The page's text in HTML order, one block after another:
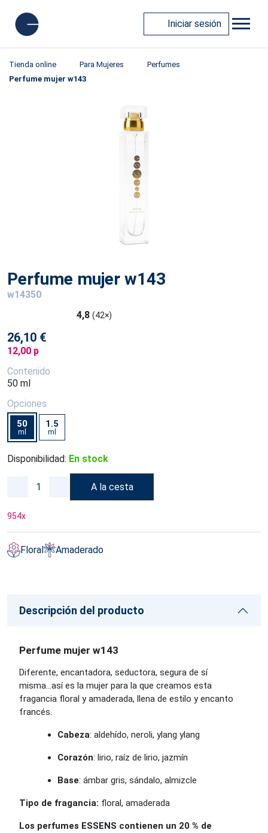
Iniciar sesión
Tienda online Para Mujeres
Perfumes
Perfume mujer w143
Perfume mujer w143
w14350
4,8 (42×)
26,10 €
12,00 p
Contenido
50 ml
Opciones
50
ml
1.5
ml
Disponibilidad: En stock
A la cesta
954x
Floral Amaderado
Descripción del producto
Perfume mujer w143
Diferente, encantadora, seductora, segura de sí
misma...así es la mujer para la que creamos esta
fragancia floral y amaderada, llena de estilo y encanto
francés.
Cabeza: aldehído, neroli, ylang ylang
Corazón: lirio, raíz de lirio, jazmín
Base: ámbar gris, sándalo, almizcle
Tipo de fragancia: floral, amaderada
Los perfumes ESSENS contienen un 20 % de